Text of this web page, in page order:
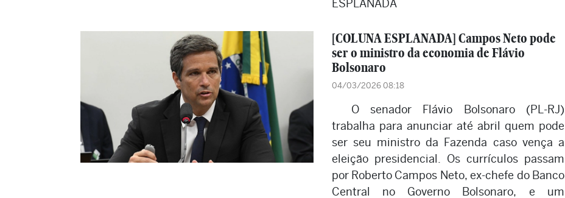
ESPLANADA
[COLUNA ESPLANADA] Campos Neto pode
ser o ministro da economia de Flávio
Bolsonaro
04/03/2026 08:18
O senador Flávio Bolsonaro (PL-RJ)
trabalha para anunciar até abril quem pode
ser seu ministro da Fazenda caso vença a
eleição presidencial. Os currículos passam
por Roberto Campos Neto, ex-chefe do Banco
Central no Governo Bolsonaro, e um